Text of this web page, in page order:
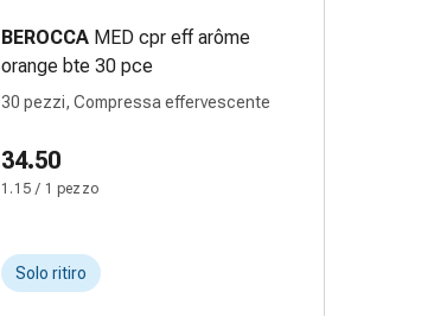
BEROCCA MED cpr eff arôme
orange bte 30 pce
30 pezzi, Compressa effervescente
34.50
1.15 / 1 pezzo
Solo ritiro